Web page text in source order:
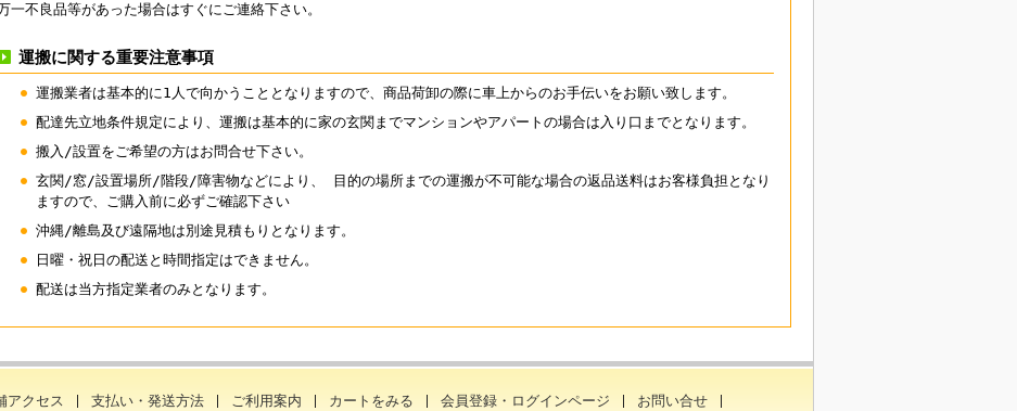
一不良品等があった場合はすぐにご連絡下さい。
運搬に関する重要注意事項
運搬業者は基本的に1人で向かうこととなりますので、商品荷卸の際に車上からのお手伝いをお願い致します。
配達先立地条件規定により、運搬は基本的に家の玄関までマンションやアパートの場合は入り口までとなります。
搬入/設置をご希望の方はお問合せ下さい。
玄関/窓/設置場所/階段/障害物などにより、 目的の場所までの運搬が不可能な場合の返品送料はお客様負担となり
ますので、ご購入前に必ずご確認下さい
沖縄/離島及び遠隔地は別途見積もりとなります。
日曜・祝日の配送と時間指定はできません。
配送は当方指定業者のみとなります。
アクセス 支払い・発送方法 ご利用案内 カートをみる 会員登録・ログインページ お問い合せ